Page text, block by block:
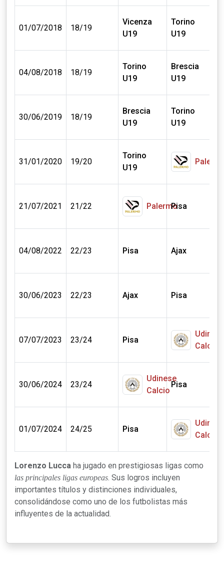
01/07/2018 18/19
Vicenza
U19
Torino
U19
04/08/2018 18/19
Torino
U19
Brescia
U19
30/06/2019 18/19
Brescia
U19
Torino
U19
31/01/2020 19/20
Torino
U19
21/07/2021 21/22 PalermoPisa
04/08/2022 22/23 Pisa Ajax
30/06/2023 22/23 Ajax Pisa
07/07/2023 23/24 Pisa
Calcio
30/06/2024 23/24
Udinese
Calcio
Pisa
01/07/2024 24/25 Pisa
Calcio
Lorenzo Lucca ha jugado en prestigiosas ligas como
las principales ligas europeas. Sus logros incluyen
importantes títulos y distinciones individuales,
consolidándose como uno de los futbolistas más
influyentes de la actualidad.